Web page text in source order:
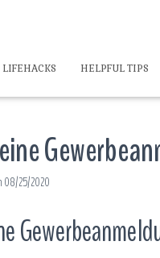
HELPFUL TIPS
08/25/2020